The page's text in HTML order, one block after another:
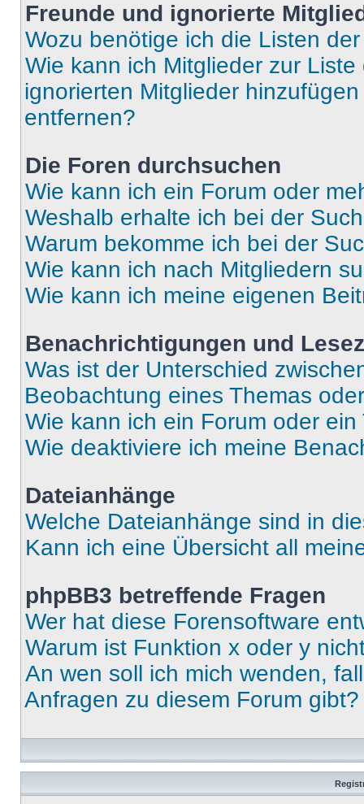
Freunde und ignorierte
Wozu benötige ich die Listen
Wie kann ich Mitglieder zur
ignorierten Mitglieder
entfernen?
Die Foren durchsuchen
Wie kann ich ein Forum oder
Weshalb erhalte ich bei der
Warum bekomme ich bei der
Wie kann ich nach Mitgliedern
Wie kann ich meine eigenen
Benachrichtigungen und
Was ist der Unterschied
Beobachtung eines Themas
Wie kann ich ein Forum oder
Wie deaktiviere ich meine
Dateianhänge
Welche Dateianhänge sind in
Kann ich eine Übersicht all
phpBB3 betreffende Fragen
Wer hat diese Forensoftware
Warum ist Funktion x oder y
An wen soll ich mich wenden,
Anfragen zu diesem Forum gibt?